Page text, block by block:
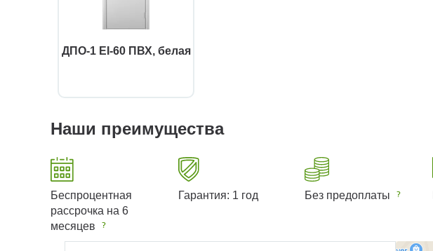
ДПО-1 EI-60 ПВХ, белая
Наши преимущества
Беспроцентная
рассрочка на 6
месяцев
Гарантия: 1 год Без предоплаты